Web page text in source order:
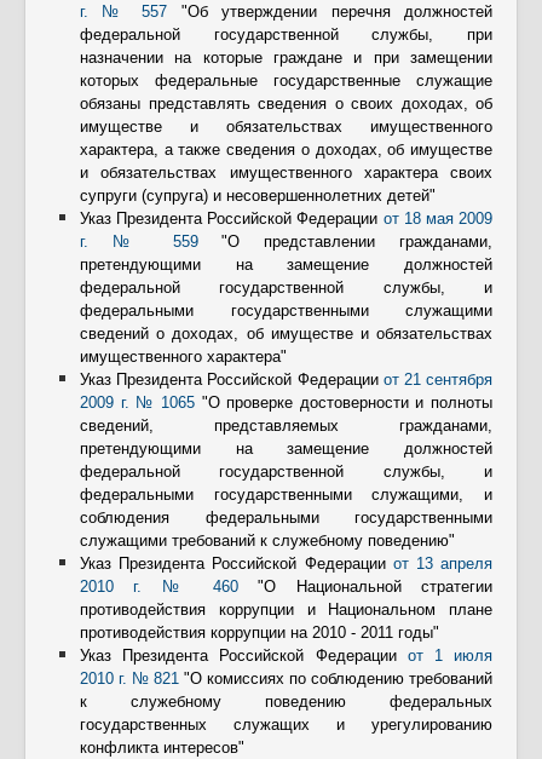
г. № 557 "Об утверждении перечня должностей
федеральной государственной службы, при
назначении на которые граждане и при замещении
которых федеральные государственные служащие
обязаны представлять сведения о своих доходах, об
имуществе и обязательствах имущественного
характера, а также сведения о доходах, об имуществе
и обязательствах имущественного характера своих
супруги (супруга) и несовершеннолетних детей"
Указ Президента Российской Федерации от 18 мая 2009
г. № 559"О представлении гражданами,
претендующими на замещение должностей
федеральной государственной службы, и
федеральными государственными служащими
сведений о доходах, об имуществе и обязательствах
имущественного характера"
Указ Президента Российской Федерации от 21 сентября
2009 г. № 1065 "О проверке достоверности и полноты
сведений, представляемых гражданами,
претендующими на замещение должностей
федеральной государственной службы, и
федеральными государственными служащими, и
соблюдения федеральными государственными
служащими требований к служебному поведению"
Указ Президента Российской Федерации от 13 апреля
2010 г. № 460 "О Национальной стратегии
противодействия коррупции и Национальном плане
противодействия коррупции на 2010 - 2011 годы"
Указ Президента Российской Федерации от 1 июля
2010 г. № 821 "О комиссиях по соблюдению требований
к служебному поведению федеральных
государственных служащих и урегулированию
конфликта интересов"